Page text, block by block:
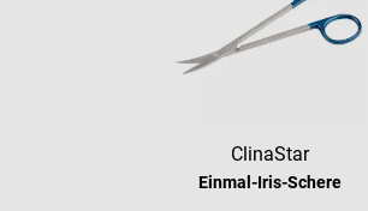
ClinaStar
Einmal-Iris-Schere